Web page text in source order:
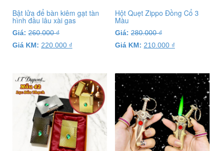
Bật lửa để bàn kiêm gạt tàn
hình đầu lâu xài gas
Giá: 260.000₫
Giá KM: 220.000 ₫
Hột Quẹt Zippo Đồng Cổ 3
Màu
Giá: 280.000₫
Giá KM: 210.000 ₫